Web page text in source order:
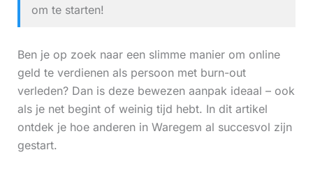
om te starten!
Ben je op zoek naar een slimme manier om online
geld te verdienen als persoon met burn-out
verleden? Dan is deze bewezen aanpak ideaal – ook
als je net begint of weinig tijd hebt. In dit artikel
ontdek je hoe anderen in Waregem al succesvol zijn
gestart.